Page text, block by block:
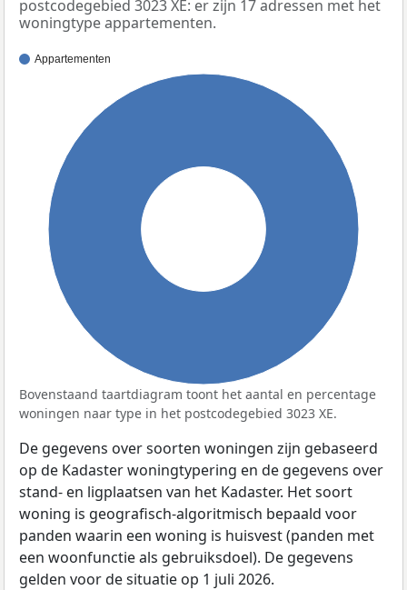
postcodegebied 3023 XE: er zijn 17 adressen met het
woningtype appartementen.
Appartementen
Bovenstaand taartdiagram toont het aantal en percentage
woningen naar type in het postcodegebied 3023 XE.
De gegevens over soorten woningen zijn gebaseerd
op de Kadaster woningtypering en de gegevens over
stand- en ligplaatsen van het Kadaster. Het soort
woning is geografisch-algoritmisch bepaald voor
panden waarin een woning is huisvest (panden met
een woonfunctie als gebruiksdoel). De gegevens
gelden voor de situatie op 1 juli 2026.